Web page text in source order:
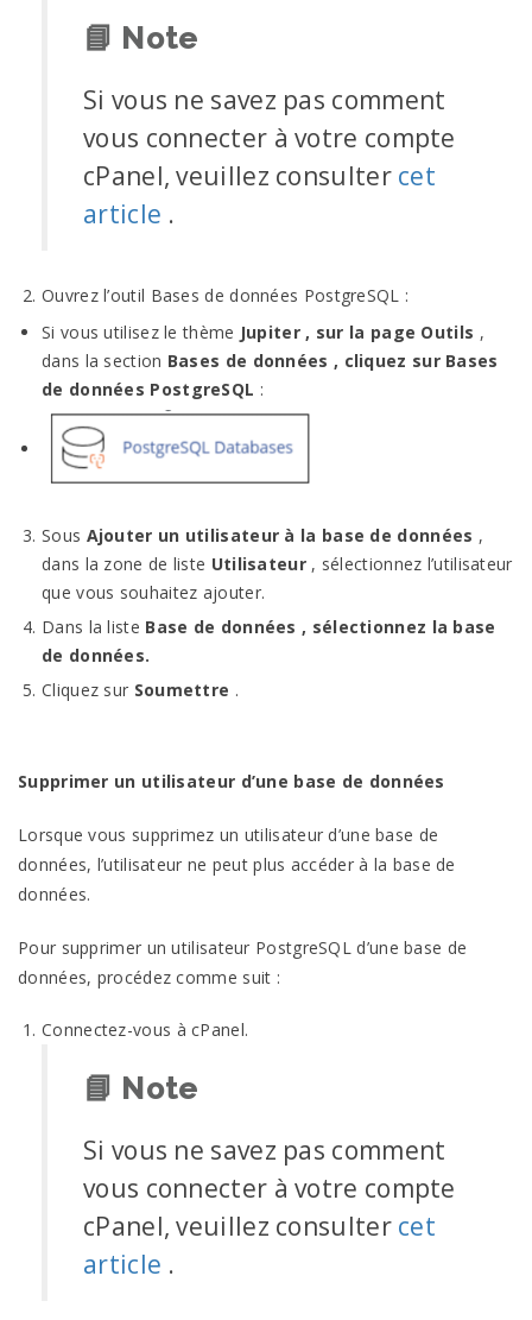
📘 Note
Si vous ne savez pas comment
vous connecter à votre compte
cPanel, veuillez consulter cet
article .
Ouvrez l’outil Bases de données PostgreSQL :
Si vous utilisez le thème Jupiter , sur la page Outils ,
dans la section Bases de données , cliquez sur Bases
de données PostgreSQL :
Sous Ajouter un utilisateur à la base de données ,
dans la zone de liste Utilisateur, sélectionnez l’utilisateur
que vous souhaitez ajouter.
Dans la liste Base de données , sélectionnez la base
de données.
Cliquez sur Soumettre .
Supprimer un utilisateur d’une base de données
Lorsque vous supprimez un utilisateur d’une base de
données, l’utilisateur ne peut plus accéder à la base de
données.
Pour supprimer un utilisateur PostgreSQL d’une base de
données, procédez comme suit :
Connectez-vous à cPanel.
📘 Note
Si vous ne savez pas comment
vous connecter à votre compte
cPanel, veuillez consulter cet
article .